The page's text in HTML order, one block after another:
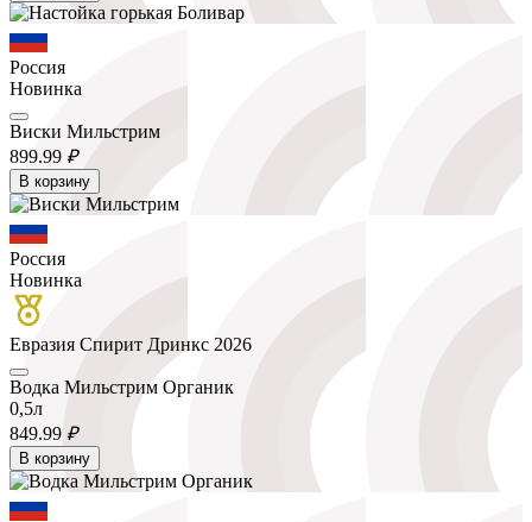
Россия
Новинка
Виски Мильстрим
899.99 ₽
В корзину
Россия
Новинка
Евразия Спирит Дринкс 2026
Водка Мильстрим Органик
0,5л
849.99 ₽
В корзину